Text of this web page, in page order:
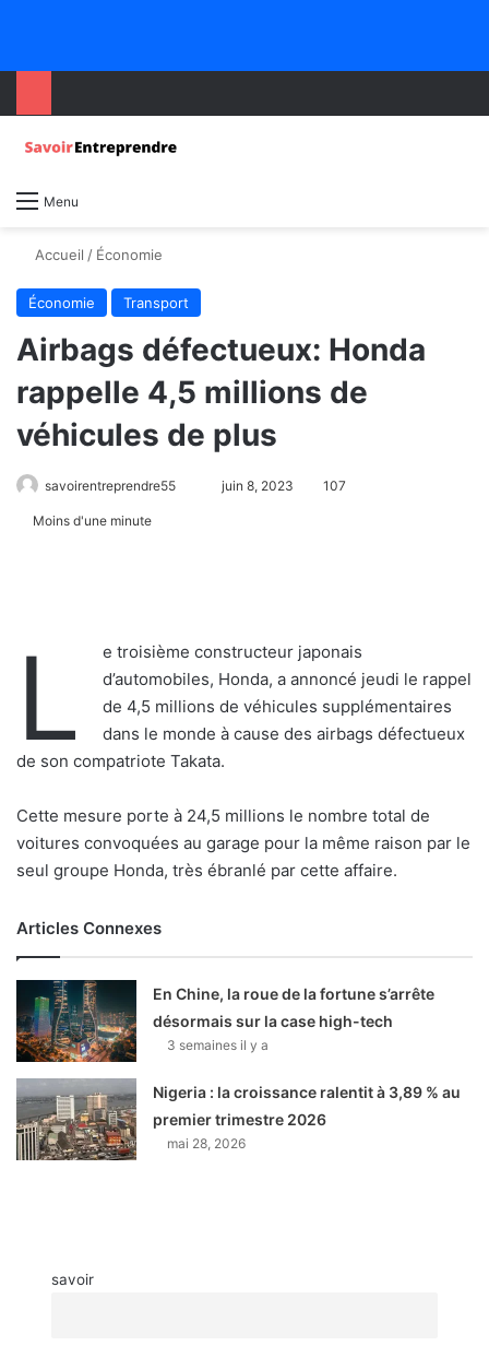
Menu
Accueil / Économie
Économie Transport
Airbags défectueux: Honda
rappelle 4,5 millions de
véhicules de plus
savoirentreprendre55 juin 8, 2023 107
Moins d'une minute
L
e troisième constructeur japonais
d’automobiles, Honda, a annoncé jeudi le rappel
de 4,5 millions de véhicules supplémentaires
dans le monde à cause des airbags défectueux
de son compatriote Takata.
Cette mesure porte à 24,5 millions le nombre total de
voitures convoquées au garage pour la même raison par le
seul groupe Honda, très ébranlé par cette affaire.
Articles Connexes
En Chine, la roue de la fortune s’arrête
désormais sur la case high-tech
3 semaines il y a
Nigeria : la croissance ralentit à 3,89 % au
premier trimestre 2026
mai 28, 2026
savoir